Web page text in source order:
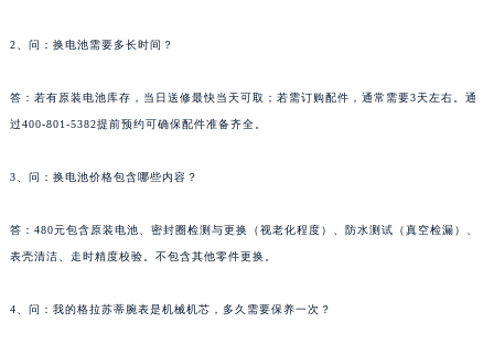
2、问：换电池需要多长时间？
答：若有原装电池库存，当日送修最快当天可取；若需订购配件，通常需要3天左右。通
过400-801-5382提前预约可确保配件准备齐全。
3、问：换电池价格包含哪些内容？
答：480元包含原装电池、密封圈检测与更换（视老化程度）、防水测试（真空检漏）、
表壳清洁、走时精度校验。不包含其他零件更换。
4、问：我的格拉苏蒂腕表是机械机芯，多久需要保养一次？